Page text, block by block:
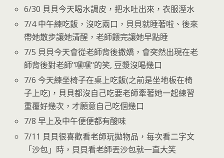
6/30 貝貝今天喝水調皮，把水吐出來，衣服溼水
7/4 中午練吃飯，沒吃兩口，貝貝就睡著啦、後來
帶她散步讓她清醒，老師餵完讓她早點睡
7/5 貝貝今天會從老師背後撒嬌，會突然出現在老
師背後對老師"嘿嘿"的笑, 豆漿沒喝幾口
7/6 今天練坐椅子在桌上吃飯(之前是坐地板在椅
子上吃)，貝貝都沒自己吃要老師牽著她一起練習
重覆好幾次，才願意自己吃個幾口
7/8 早上及中午便便都有酸味
7/11 貝貝很喜歡看老師玩拋物品，每次看二字文
「沙包」時，貝貝看老師丟沙包就一直大笑